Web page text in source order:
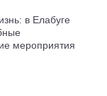
в Елабуге
мероприятия